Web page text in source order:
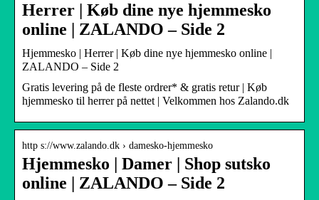
Herrer | Køb dine nye hjemmesko
online | ZALANDO – Side 2
Hjemmesko | Herrer | Køb dine nye hjemmesko online |
ZALANDO – Side 2
Gratis levering på de fleste ordrer* & gratis retur | Køb
hjemmesko til herrer på nettet | Velkommen hos Zalando.dk
http s://www.zalando.dk › damesko-hjemmesko
Hjemmesko | Damer | Shop sutsko
online | ZALANDO – Side 2